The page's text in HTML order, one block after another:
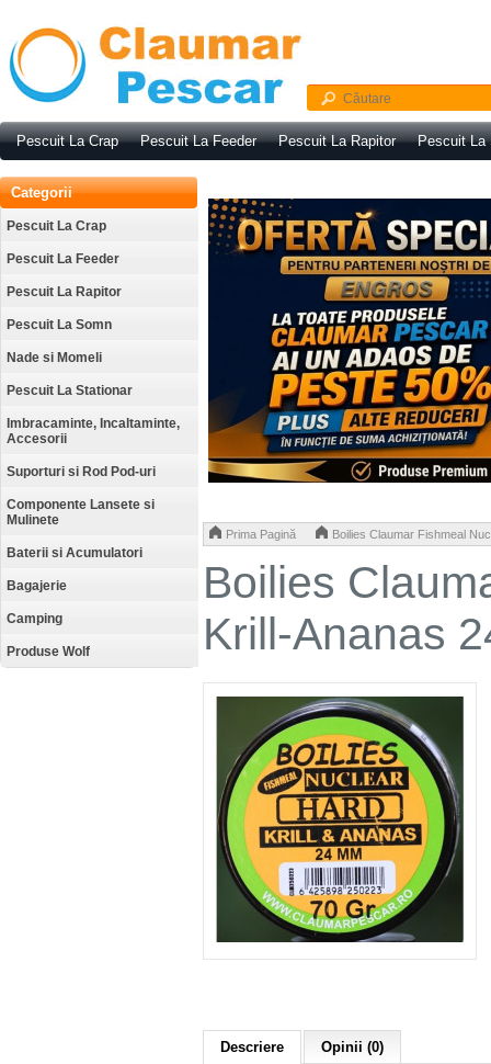
Pescuit La Crap Pescuit La Feeder Pescuit La Rapitor Pescuit La
Categorii
Pescuit La Crap
Pescuit La Feeder
Pescuit La Rapitor
Pescuit La Somn
Nade si Momeli
Pescuit La Stationar
Imbracaminte, Incaltaminte,
Accesorii
Suporturi si Rod Pod-uri
Componente Lansete si
Mulinete
Baterii si Acumulatori
Bagajerie
Camping
Produse Wolf
Prima Pagină Boilies Claumar Fishmeal
Boilies
Krill-Ananas
Descriere Opinii (0)